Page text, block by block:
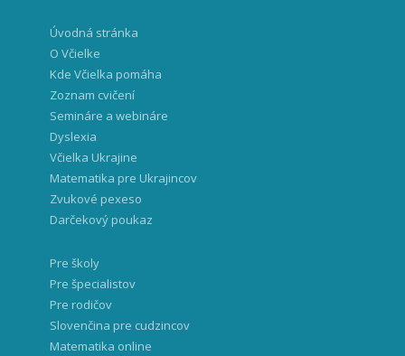
Úvodná stránka
O Včielke
Kde Včielka pomáha
Zoznam cvičení
Semináre a webináre
Dyslexia
Včielka Ukrajine
Matematika pre Ukrajincov
Zvukové pexeso
Darčekový poukaz
Pre školy
Pre špecialistov
Pre rodičov
Slovenčina pre cudzincov
Matematika online